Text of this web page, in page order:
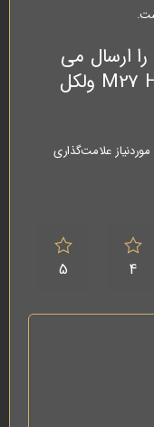
ارسال می
کنید برای “حدیده میلیمتر M27 HSS ولکل
علامت‌گذاری
4
5